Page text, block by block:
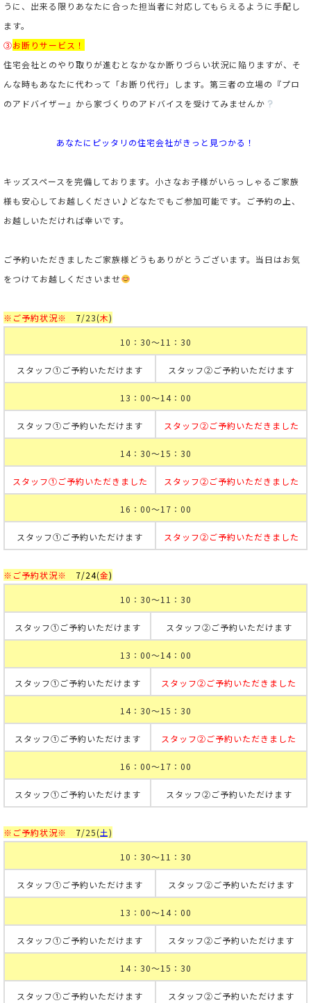
うに、出来る限りあなたに合った担当者に対応してもらえるように手配し
ます。
③お断りサービス！
住宅会社とのやり取りが進むとなかなか断りづらい状況に陥りますが、そ
んな時もあなたに代わって「お断り代行」します。第三者の立場の『プロ
のアドバイザー』から家づくりのアドバイスを受けてみませんか
あなたにピッタリの住宅会社がきっと見つかる！
キッズスペースを完備しております。小さなお子様がいらっしゃるご家族
様も安心してお越しください♪ どなたでもご参加可能です。ご予約の上、
お越しいただければ幸いです。
ご予約いただきましたご家族様どうもありがとうございます。当日はお気
をつけてお越しくださいませ
※ご予約状況※ 7/23(木)
10：30～11：30
スタッフ①ご予約いただけます スタッフ②ご予約いただけます
13：00～14：00
スタッフ①ご予約いただけます スタッフ②ご予約いただきました
14：30～15：30
スタッフ①ご予約いただきました スタッフ②ご予約いただきました
16：00～17：00
スタッフ①ご予約いただけます スタッフ②ご予約いただきました
※ご予約状況※ 7/24(金)
10：30～11：30
スタッフ①ご予約いただけます スタッフ②ご予約いただけます
13：00～14：00
スタッフ①ご予約いただけます スタッフ②ご予約いただきました
14：30～15：30
スタッフ①ご予約いただけます スタッフ②ご予約いただきました
16：00～17：00
スタッフ①ご予約いただけます スタッフ②ご予約いただけます
※ご予約状況※ 7/25(土)
10：30～11：30
スタッフ①ご予約いただけます スタッフ②ご予約いただけます
13：00～14：00
スタッフ①ご予約いただけます スタッフ②ご予約いただけます
14：30～15：30
スタッフ①ご予約いただけます スタッフ②ご予約いただけます